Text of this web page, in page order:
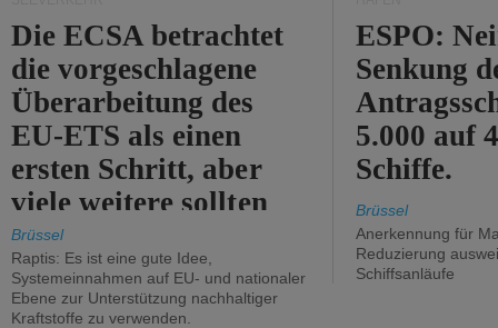
Die ECSA betrachtet
die vorgeschlagene
Überarbeitung des
EU-ETS als einen
ersten Schritt, aber
viele weitere sollten
folgen.
Brüssel
Raptis: Es ist eine gute Idee,
Systemeinnahmen auf EU- und nationaler
Ebene zur Unterstützung nachhaltiger
Kraftstoffe zu verwenden.
ESPO:
Senkung
5.000 auf
Schiffe.
Brüssel
Anerkennung für
Reduzierung
Schiffsanläufe